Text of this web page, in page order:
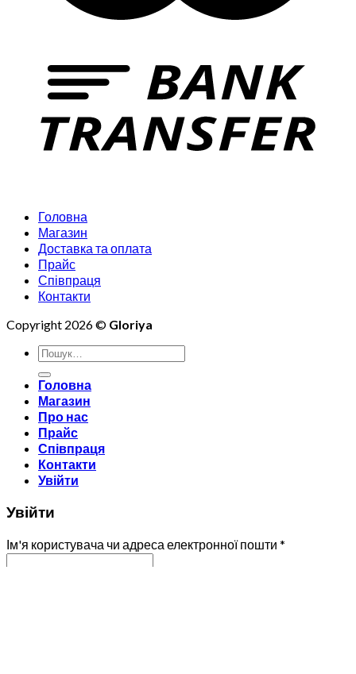
Головна
Магазин
Доставка та оплата
Прайс
Співпраця
Контакти
Copyright 2026 © Gloriya
Шукати:
Головна
Магазин
Про нас
Прайс
Співпраця
Контакти
Увійти
Увійти
Ім'я користувача чи адреса електронної пошти *